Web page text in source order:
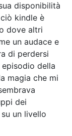
disponibilità
kindle è
dove altri
un audace e
di perdersi
della
magia che mi
dei
un livello